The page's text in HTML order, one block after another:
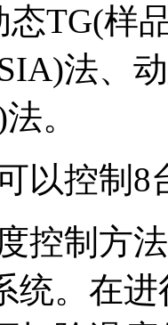
态TG(样
法、
。
以控制8
控制方
统。在